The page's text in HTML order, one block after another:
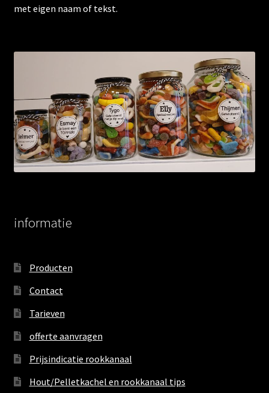
met eigen naam of tekst.
informatie
Producten
Contact
Tarieven
offerte aanvragen
Prijsindicatie rookkanaal
Hout/Pelletkachel en rookkanaal tips